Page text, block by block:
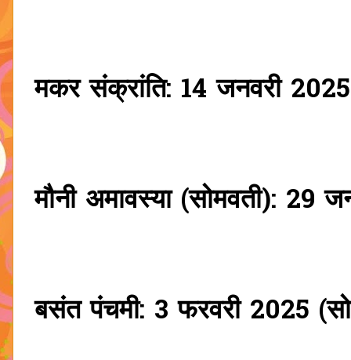
मकर संक्रांति: 14 जनवरी
मौनी अमावस्या (सोमवती): 29
बसंत पंचमी: 3 फरवरी 2025